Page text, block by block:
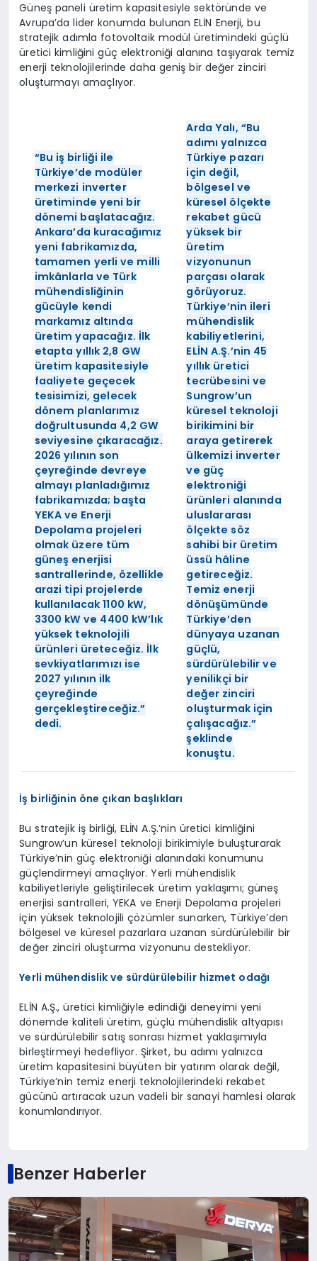
Güneş paneli üretim kapasitesiyle sektöründe ve
Avrupa’da lider konumda bulunan ELİN Enerji, bu
stratejik adımla fotovoltaik modül üretimindeki güçlü
üretici kimliğini güç elektroniği alanına taşıyarak temiz
enerji teknolojilerinde daha geniş bir değer zinciri
oluşturmayı amaçlıyor.
“Bu iş birliği ile
Türkiye’de modüler
merkezi inverter
üretiminde yeni bir
dönemi başlatacağız.
Ankara’da kuracağımız
yeni fabrikamızda,
tamamen yerli ve milli
imkânlarla ve Türk
mühendisliğinin
gücüyle kendi
markamız altında
üretim yapacağız. İlk
etapta yıllık 2,8 GW
üretim kapasitesiyle
faaliyete geçecek
tesisimizi, gelecek
dönem planlarımız
doğrultusunda 4,2 GW
seviyesine çıkaracağız.
2026 yılının son
çeyreğinde devreye
almayı planladığımız
fabrikamızda; başta
YEKA ve Enerji
Depolama projeleri
olmak üzere tüm
güneş enerjisi
santrallerinde, özellikle
arazi tipi projelerde
kullanılacak 1100 kW,
3300 kW ve 4400 kW’lık
yüksek teknolojili
ürünleri üreteceğiz. İlk
sevkiyatlarımızı ise
2027 yılının ilk
çeyreğinde
gerçekleştireceğiz.”
dedi.
Arda Yalı, “Bu
adımı yalnızca
Türkiye pazarı
için değil,
bölgesel ve
küresel ölçekte
rekabet gücü
yüksek bir
üretim
vizyonunun
parçası olarak
görüyoruz.
Türkiye’nin ileri
mühendislik
kabiliyetlerini,
ELİN A.Ş.’nin 45
yıllık üretici
tecrübesini ve
Sungrow’un
küresel teknoloji
birikimini bir
araya getirerek
ülkemizi inverter
ve güç
elektroniği
ürünleri alanında
uluslararası
ölçekte söz
sahibi bir üretim
üssü hâline
getireceğiz.
Temiz enerji
dönüşümünde
Türkiye’den
dünyaya uzanan
güçlü,
sürdürülebilir ve
yenilikçi bir
değer zinciri
oluşturmak için
çalışacağız.”
şeklinde
konuştu.
İş birliğinin öne çıkan başlıkları
Bu stratejik iş birliği, ELİN A.Ş.’nin üretici kimliğini
Sungrow’un küresel teknoloji birikimiyle buluşturarak
Türkiye’nin güç elektroniği alanındaki konumunu
güçlendirmeyi amaçlıyor. Yerli mühendislik
kabiliyetleriyle geliştirilecek üretim yaklaşımı; güneş
enerjisi santralleri, YEKA ve Enerji Depolama projeleri
için yüksek teknolojili çözümler sunarken, Türkiye’den
bölgesel ve küresel pazarlara uzanan sürdürülebilir bir
değer zinciri oluşturma vizyonunu destekliyor.
Yerli mühendislik ve sürdürülebilir hizmet odağı
ELİN A.Ş., üretici kimliğiyle edindiği deneyimi yeni
dönemde kaliteli üretim, güçlü mühendislik altyapısı
ve sürdürülebilir satış sonrası hizmet yaklaşımıyla
birleştirmeyi hedefliyor. Şirket, bu adımı yalnızca
üretim kapasitesini büyüten bir yatırım olarak değil,
Türkiye’nin temiz enerji teknolojilerindeki rekabet
gücünü artıracak uzun vadeli bir sanayi hamlesi olarak
konumlandırıyor.
Benzer Haberler